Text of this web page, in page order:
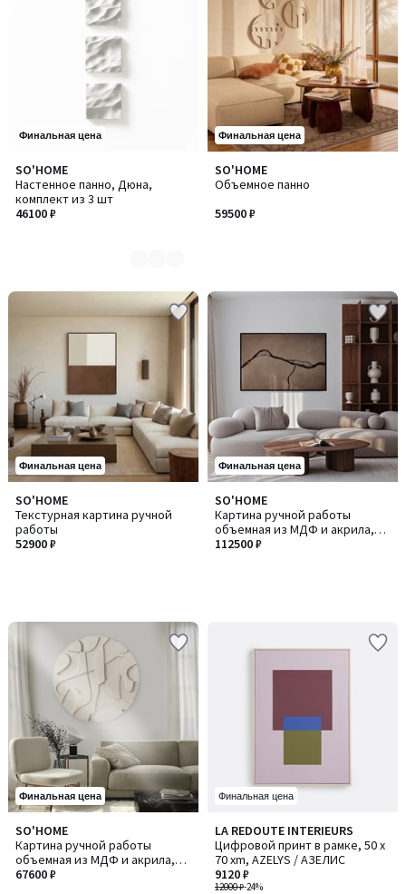
Финальная цена
SO'HOME
Настенное панно, Дюна,
комплект из 3 шт
46100 ₽
Количество
цветов:
2
Финальная цена
SO'HOME
Объемное панно
59500 ₽
Финальная цена
SO'HOME
Текстурная картина ручной
работы
52900 ₽
Финальная цена
SO'HOME
Картина ручной работы
объемная из МДФ и акрила,
100х150 см
112500 ₽
Финальная цена
SO'HOME
Картина ручной работы
объемная из МДФ и акрила,
100 см
67600 ₽
Финальная цена
LA REDOUTE INTERIEURS
Цифровой принт в рамке, 50 x
70 xm, AZELYS / АЗЕЛИС
12000 ₽-24%
9120 ₽